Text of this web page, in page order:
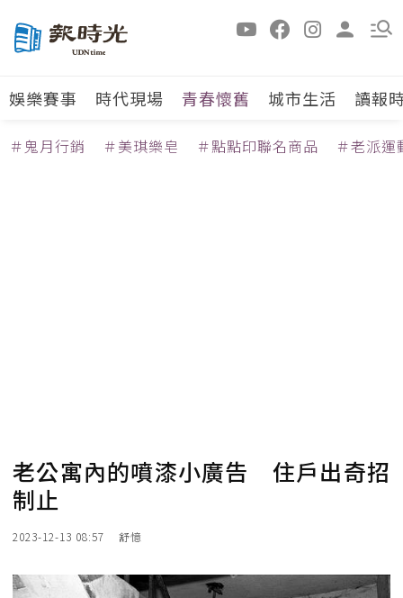
娛樂賽事 時代現場 青春懷舊 城市生活 讀報
＃鬼月行銷 ＃美琪樂皂 ＃點點印聯名商品 ＃老派運
老公寓內的噴漆小廣告 住戶出奇招
制止
2023-12-13 08:57 舒憶